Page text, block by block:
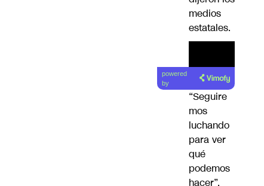
medios
estatales.
powered
by
“Seguire
mos
luchando
para ver
qué
podemos
hacer”,